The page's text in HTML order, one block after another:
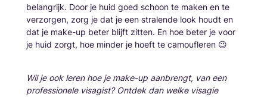
belangrijk. Door je huid goed schoon te maken en te
verzorgen, zorg je dat je een stralende look houdt en
dat je make-up beter blijft zitten. En hoe beter je voor
je huid zorgt, hoe minder je hoeft te camoufleren 😉
Wil je ook leren hoe je make-up aanbrengt, van een
professionele visagist? Ontdek dan welke visagie